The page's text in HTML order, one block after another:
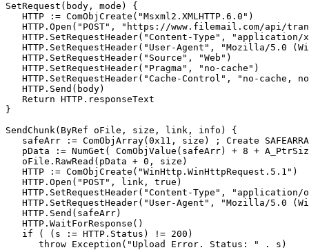
SetRequest(body, mode) {
   HTTP := ComObjCreate("Msxml2.XMLHTTP.6.0")
HTTP.Open("POST", "https://www.filemail.com/api/
HTTP.SetRequestHeader("Content-Type", "application/
HTTP.SetRequestHeader("User-Agent", "Mozilla/5.0
   HTTP.SetRequestHeader("Source", "Web")
   HTTP.SetRequestHeader("Pragma", "no-cache")
HTTP.SetRequestHeader("Cache-Control", "no-cache,
   HTTP.Send(body)
   Return HTTP.responseText
}
SendChunk(ByRef oFile, size, link, info) {
safeArr := ComObjArray(0x11, size) ; Create
pData := NumGet( ComObjValue(safeArr) + 8 +
   oFile.RawRead(pData + 0, size)
   HTTP := ComObjCreate("WinHttp.WinHttpRequest.5.1")
   HTTP.Open("POST", link, true)
HTTP.SetRequestHeader("Content-Type", "application/
HTTP.SetRequestHeader("User-Agent", "Mozilla/5.0
   HTTP.Send(safeArr)
   HTTP.WaitForResponse()
   if ( (s := HTTP.Status) != 200)
      throw Exception("Upload Error. Status: " . s)